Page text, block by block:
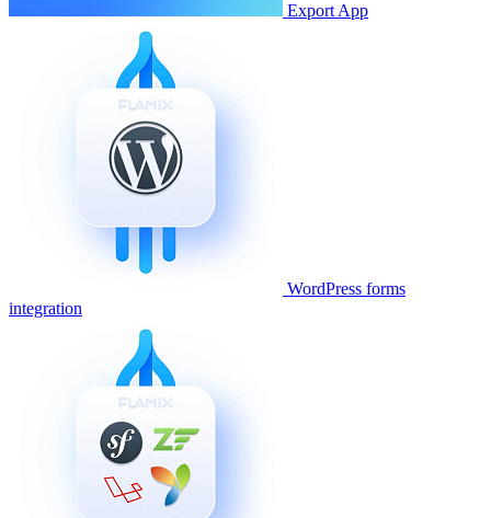
Export App
WordPress forms
integration